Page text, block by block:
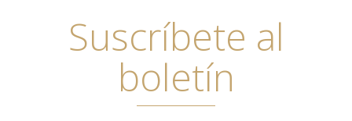
Suscríbete al
boletín